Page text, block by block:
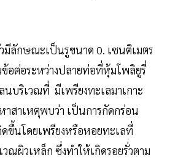
ลักษณะเป็นรูขนาด 0. เซนติเมตร
อต่อระหว่างปลายท่อที่หุ้มโพลิยูรี่
บริเวณที่ มีเพรียงทะเลมาเกาะ
าสาเหตุพบว่า เป็นการกัดกร่อน
ขึ้นโดยเพรียงหรือหอยทะเลที่
ณผิวเหล็ก ซึ่งทำให้เกิดรอยรั่วตาม